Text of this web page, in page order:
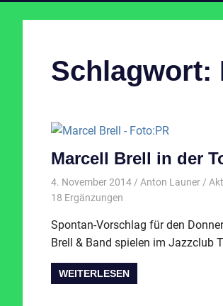
Schlagwort:
Marcell Brell in der
4. November 2014 Anton Launer
18 Ergänzungen
Spontan-Vorschlag für den
Brell & Band spielen im Jazzclub
WEITERLESEN